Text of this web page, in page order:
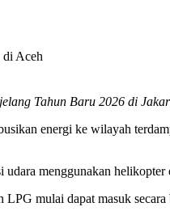
di Aceh
Tahun Baru 2026 di
energi ke wilayah
menggunakan helikopter
mulai dapat masuk